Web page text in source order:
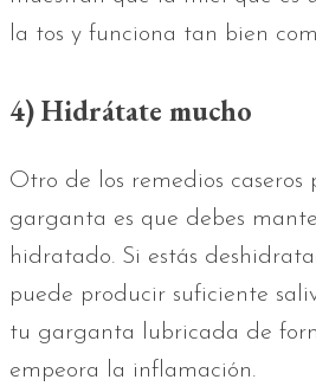
la tos y funciona tan bien
4) Hidrátate mucho
Otro de los remedios
garganta es que debes
hidratado. Si estás
puede producir suficiente
tu garganta lubricada de
empeora la inflamación.